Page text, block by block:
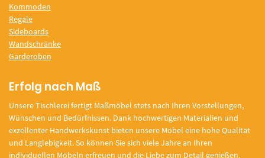
Kommoden
Regale
Sideboards
Wandschränke
Garderoben
Erfolg nach Maß
Unsere Tischlerei fertigt Maßmöbel stets nach Ihren Vorstellungen,
Wünschen und Bedürfnissen. Dank hochwertigen Materialien und
exzellenter Handwerkskunst bieten unsere Möbel eine hohe Qualität
und Langlebigkeit. So können Sie sich viele Jahre an Ihren
individuellen Möbeln erfreuen und die Liebe zum Detail genießen.